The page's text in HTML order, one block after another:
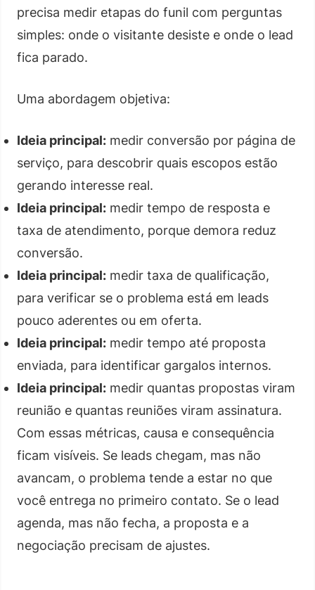
precisa medir etapas do funil com perguntas
simples: onde o visitante desiste e onde o lead
fica parado.
Uma abordagem objetiva:
Ideia principal: medir conversão por página de
serviço, para descobrir quais escopos estão
gerando interesse real.
Ideia principal: medir tempo de resposta e
taxa de atendimento, porque demora reduz
conversão.
Ideia principal: medir taxa de qualificação,
para verificar se o problema está em leads
pouco aderentes ou em oferta.
Ideia principal: medir tempo até proposta
enviada, para identificar gargalos internos.
Ideia principal: medir quantas propostas viram
reunião e quantas reuniões viram assinatura.
Com essas métricas, causa e consequência
ficam visíveis. Se leads chegam, mas não
avancam, o problema tende a estar no que
você entrega no primeiro contato. Se o lead
agenda, mas não fecha, a proposta e a
negociação precisam de ajustes.